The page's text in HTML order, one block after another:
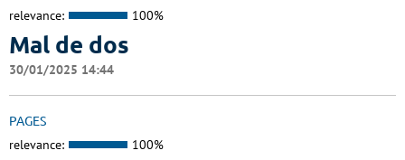
relevance: 100%
Mal de dos
30/01/2025 14:44
PAGES
relevance: 100%